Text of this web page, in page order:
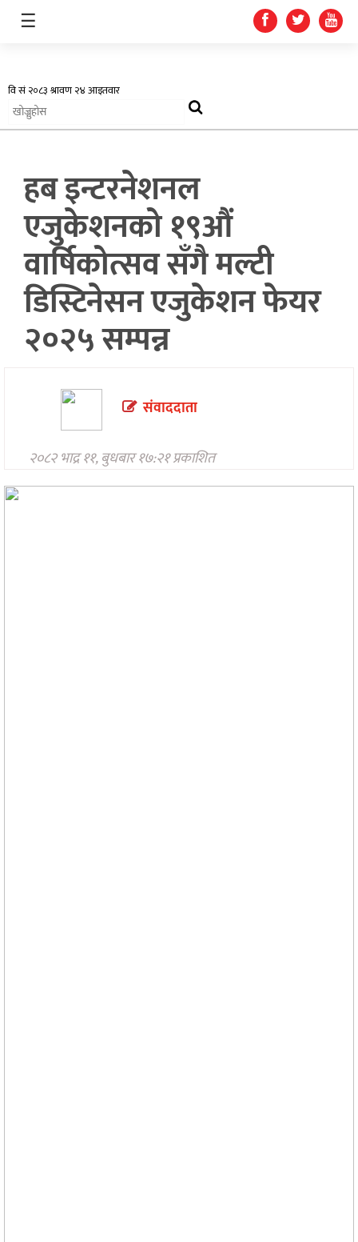
अर्थतन्त्र
स्वास्थ्य
शिक्षा
प्रदेश
खेलकुद
सूचना
प्रविधि
अन्तर्राष्ट्रिय
अन्तरवार्ता/
विचार
थप
☰
हब इन्टरनेशनल
एजुकेशनको १९औं
वार्षिकोत्सव सँगै मल्टी
डिस्टिनेसन एजुकेशन फेयर
२०२५ सम्पन्न
संवाददाता
२०८२ भाद्र ११, बुधबार १७:२१ प्रकाशित